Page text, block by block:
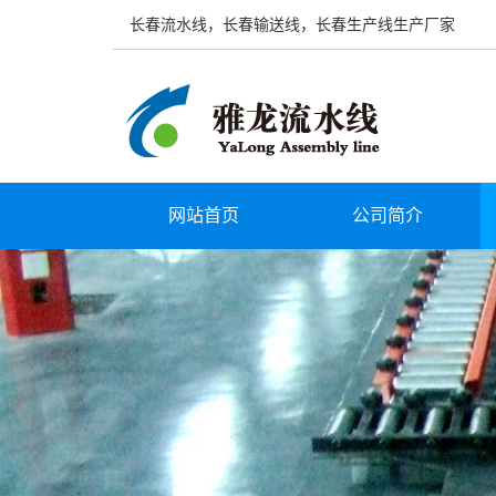
长春流水线，长春输送线，长春生产线生产厂家
网站首页 公司简介